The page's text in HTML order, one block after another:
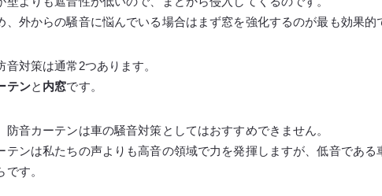
、外からの騒音に悩んでいる場合はまず窓を強化するのが最も効果的
音対策は通常2つあります。
テンと 内窓です。
防音カーテンは車の騒音対策としてはおすすめできません。
テンは私たちの声よりも高音の領域で力を発揮しますが、低音である
です。